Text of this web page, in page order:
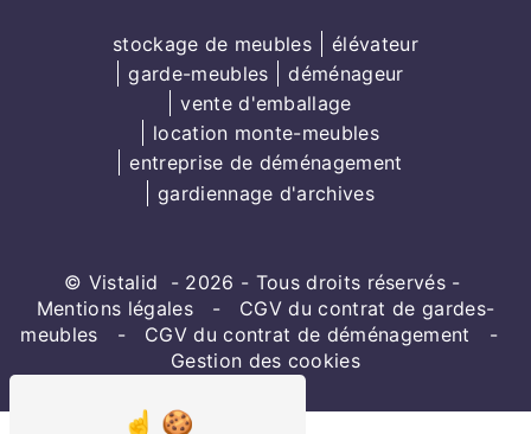
stockage de meubles
élévateur
garde-meubles
déménageur
vente d'emballage
location monte-meubles
entreprise de déménagement
gardiennage d'archives
© Vistalid
- 2026 - Tous droits réservés -
Mentions légales
-
CGV du contrat de gardes-
meubles
- CGV du contrat de déménagement
-
Gestion des cookies